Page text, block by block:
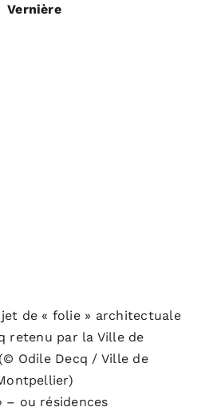
Vernière
de « folie » architectuale
retenu par la Ville de
Odile Decq / Ville de
– ou résidences